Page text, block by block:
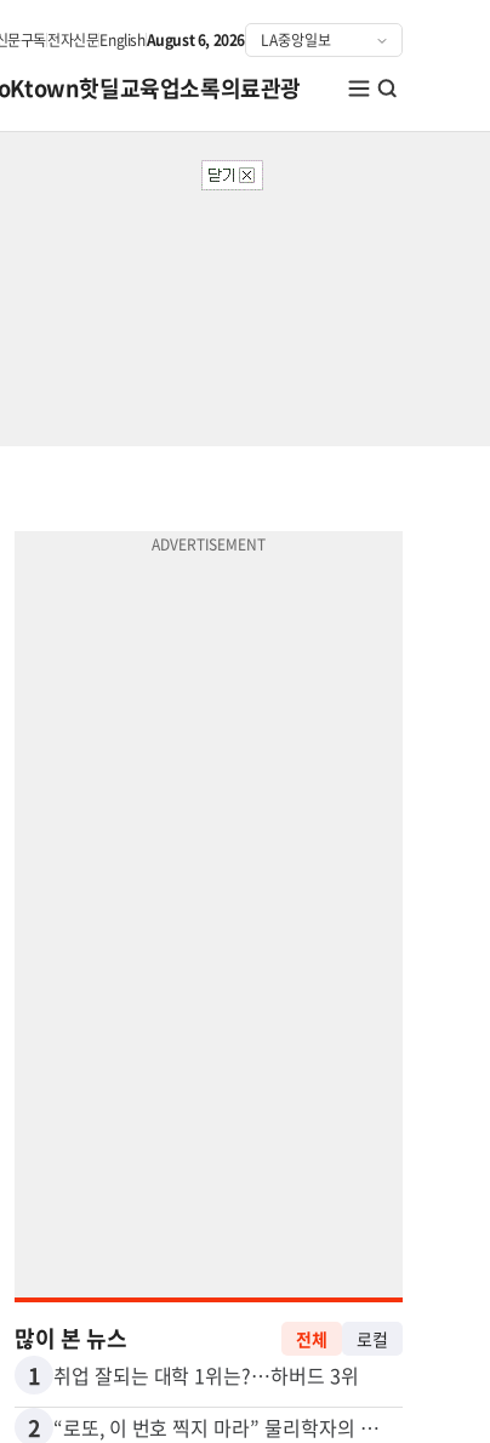
문구독전자신문EnglishAugust 6, 2026
핫딜교육업소록의료관광
많이 본 뉴스 전체 로컬
1 취업 잘되는 대학 1위는?…하버드 3위
2 “로또, 이 번호 찍지 마라” 물리학자의 당첨금 높이는 비밀